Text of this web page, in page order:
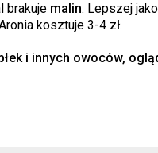
brakuje malin. Lepszej
kosztuje 3-4 zł.
i innych owoców,